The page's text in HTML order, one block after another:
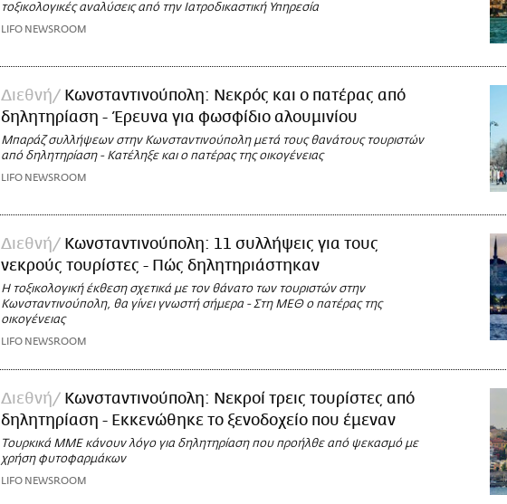
τοξικολογικές αναλύσεις από την Ιατροδικαστική Υπηρεσία
LIFO NEWSROOM
Διεθνή
Κωνσταντινούπολη: Νεκρός και ο πατέρας από
δηλητηρίαση - Έρευνα για φωσφίδιο αλουμινίου
Μπαράζ συλλήψεων στην Κωνσταντινούπολη μετά τους θανάτους τουριστών
από δηλητηρίαση - Κατέληξε και ο πατέρας της οικογένειας
LIFO NEWSROOM
Διεθνή
Κωνσταντινούπολη: 11 συλλήψεις για τους
νεκρούς τουρίστες - Πώς δηλητηριάστηκαν
Η τοξικολογική έκθεση σχετικά με τον θάνατο των τουριστών στην
Κωνσταντινούπολη, θα γίνει γνωστή σήμερα - Στη ΜΕΘ ο πατέρας της
οικογένειας
LIFO NEWSROOM
Διεθνή
Κωνσταντινούπολη: Νεκροί τρεις τουρίστες από
δηλητηρίαση - Εκκενώθηκε το ξενοδοχείο που έμεναν
Τουρκικά ΜΜΕ κάνουν λόγο για δηλητηρίαση που προήλθε από ψεκασμό με
χρήση φυτοφαρμάκων
LIFO NEWSROOM